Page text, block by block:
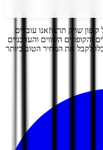
שרק תרצו!אנו עובדים
והקופונים השווים והעדכניים
לקבל את המחיר הטוב ביותר